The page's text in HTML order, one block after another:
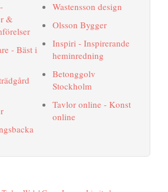
&
- Bäst i
Wastensson design
Olsson Bygger
Inspiri - Inspirerande
heminredning
Betonggolv
Stockholm
Tavlor online - Konst
online